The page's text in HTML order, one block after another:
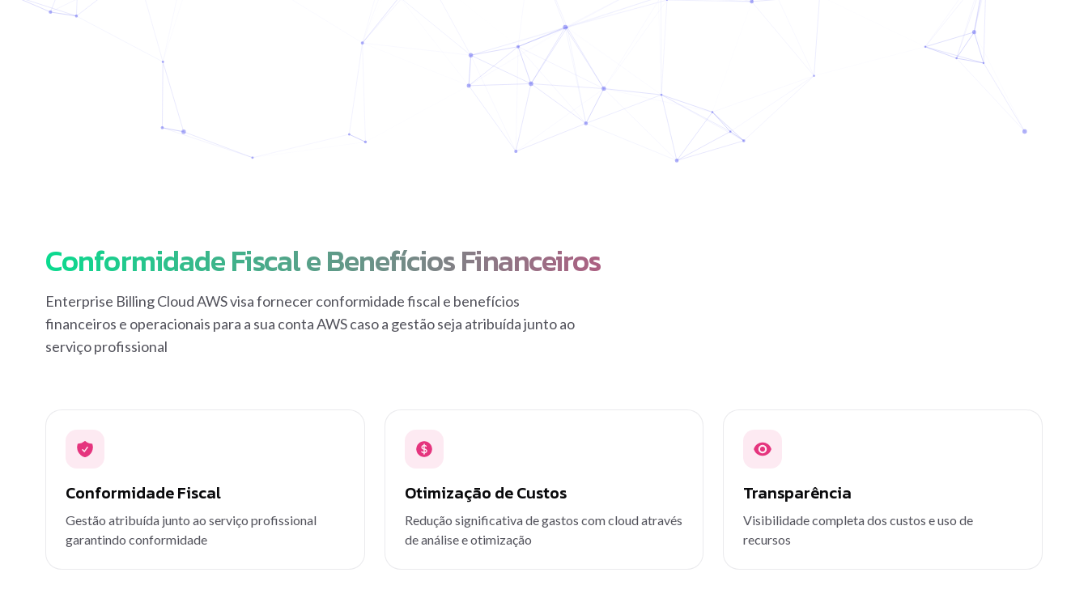
Conformidade Fiscal e Benefícios Financeiros
Enterprise Billing Cloud AWS visa fornecer conformidade fiscal e benefícios
financeiros e operacionais para a sua conta AWS caso a gestão seja atribuída junto ao
serviço profissional
Conformidade Fiscal
Gestão atribuída junto ao serviço profissional
garantindo conformidade
Otimização de Custos
Redução significativa de gastos com cloud através
de análise e otimização
Transparência
Visibilidade completa dos custos e uso de
recursos